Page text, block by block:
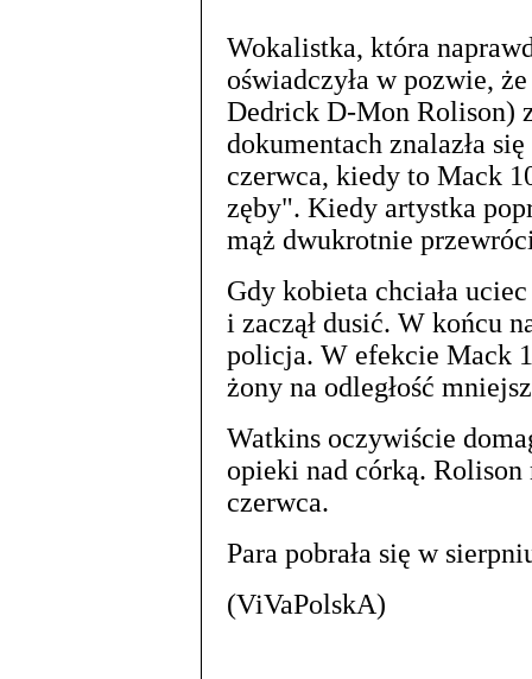
Wokalistka, która
oświadczyła w pozwie,
Dedrick D-Mon Rolison)
dokumentach znalazła
czerwca, kiedy to Mack
zęby". Kiedy artystka
mąż dwukrotnie
Gdy kobieta chciała
i zaczął dusić. W końcu
policja. W efekcie Mack
żony na odległość
Watkins oczywiście
opieki nad córką.
czerwca.
Para pobrała się w
(ViVaPolskA)